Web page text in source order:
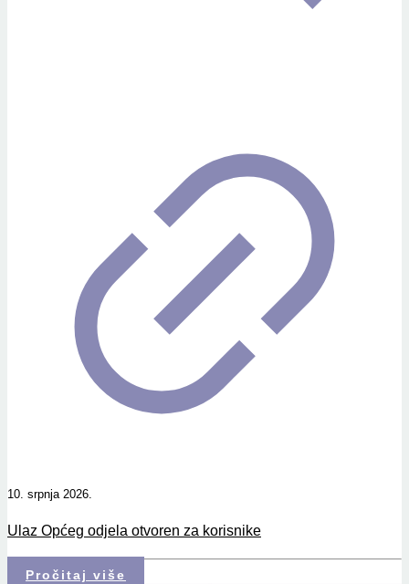
10. srpnja 2026.
Ulaz Općeg odjela otvoren za korisnike
Pročitaj više